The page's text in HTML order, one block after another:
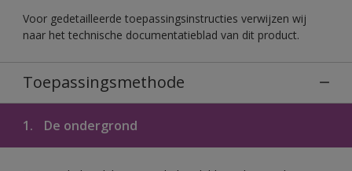
Voor gedetailleerde toepassingsinstructies verwijzen wij
naar het technische documentatieblad van dit product.
Toepassingsmethode
1. De ondergrond